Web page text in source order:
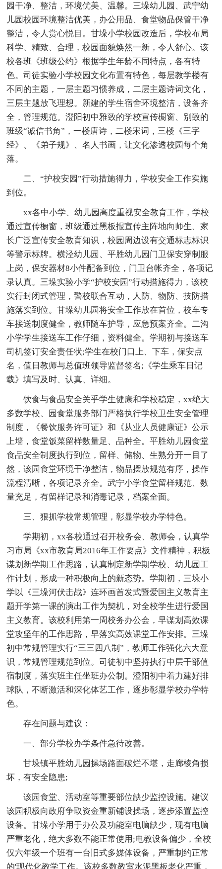
园干净、整洁，环境优美、温馨。三垛幼儿园、武宁幼
儿园校园环境整洁优美，办公用品、食堂物品保管干净
整洁，令人赏心悦目。甘垛小学校园改造后，学校布局
科学、精致、合理，校园面貌焕然一新，令人舒心。该
校各班《班级公约》根据学生年龄不同特点，各有特
色。司徒实验小学校园文化布置有特色，每层教学楼有
不同的主题，一层主题习惯养成，二层主题诗词文化，
三层主题放飞理想。新建的学生宿舍环境整洁，设备齐
全，管理规范。澄阳初中雅致的学校宣传橱窗、别致的
班级“诚信书角”，一楼唐诗，二楼宋词，三楼《三字
经》、《弟子规》、名人书画，让文化渗透校园每个角
落。
二、“护校安园”行动措施得力，学校安全工作实施
到位。
xx各中小学、幼儿园高度重视安全教育工作，学校
通过宣传橱窗，班级通过黑板报宣传主阵地向师生、家
长广泛宣传安全教育知识，校园周边设有交通标志标识
等警示标牌。横泾幼儿园、平胜幼儿园门卫保安穿制服
上岗，保安器材8小件配备到位，门卫台帐齐全，各项记
录认真。三垛实验小学“护校安园”行动措施得力，该校
实行封闭式管理，警校联合互动，人防、物防、技防措
施落实到位。甘垛幼儿园将安全工作放在首位，校车专
车接送制度健全，教师随车护导，应急预案齐全。二沟
小学学生接送车工作仔细，资料健全。学期初与接送车
司机签订安全责任状;学生在校门口上、下车，保安点
名，值日教师与总值班领导监督签名;《学生乘车日记
载》填写及时、认真、详细。
饮食与食品安全关乎学生健康和学校稳定，xx绝大
多数学校、园食堂服务部门严格执行学校卫生安全管理
制度，《餐饮服务许可证》和《从业人员健康证》公示
上墙，食堂饭菜留样数量足、品种全。平胜幼儿园食堂
食品安全制度执行到位，留样、储物、生熟分开一目了
然，该园食堂环境干净整洁，物品摆放规范有序，操作
流程清晰，各项记录齐全。武宁小学食堂留样规范、数
量充足，有留样记录和消毒记录，档案全面。
三、狠抓学校常规管理，彰显学校办学特色。
学期初，xx各校通过召开校务会、教师会，认真学
习市局《xx市教育局2016年工作要点》文件精神，积极
谋划新学期工作思路，认真制定新学期学校、幼儿园工
作计划，形成一种积极向上的新态势。学期初，三垛小
学以《三垛河伏击战》连环画首发式暨爱国主义教育主
题开学第一课的演出工作为契机，对全校学生进行爱国
主义教育。该校利用第一周校务办公会，早谋划高效课
堂攻坚年的工作思路，早落实高效课堂工作安排。三垛
初中常规管理实行“三三四八制”，教师工作强化六大意
识，常规管理规范到位。司徒初中坚持执行中层干部值
宿制度，落实班主任坐班办公制。澄阳初中着力建好排
球队，不断激活和深化体艺工作，逐步彰显学校办学特
色。
存在问题与建议：
一、部分学校办学条件急待改善。
甘垛镇平胜幼儿园操场路面破烂不堪，走廊棱角损
坏，有安全隐患;
该园食堂、活动室等重要部位缺少监控设施。建议
该园积极向政府争取资金重新铺设操场，逐步添置监控
设备。甘垛小学用于办公及功能室电脑缺少，现有电脑
严重老化，绝大多数不能正常使用;电教设备偏少，全校
仅六年级一个班有一台旧式多媒体设备，严重制约正常
的'现代化教学工作。该校多数教室水泥黑板老化严重，